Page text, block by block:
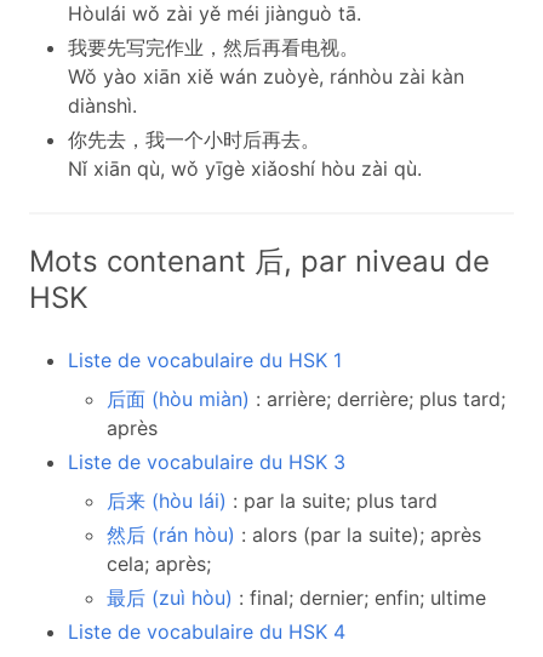
Hòulái wǒ zài yě méi jiànguò tā.
我要先写完作业，然后再看电视。
Wǒ yào xiān xiě wán zuòyè, ránhòu zài kàn
diànshì.
你先去，我一个小时后再去。
Nǐ xiān qù, wǒ yīgè xiǎoshí hòu zài qù.
Mots contenant 后, par niveau de
HSK
Liste de vocabulaire du HSK 1
后面 (hòu miàn) : arrière; derrière; plus tard;
après
Liste de vocabulaire du HSK 3
后来 (hòu lái) : par la suite; plus tard
然后 (rán hòu) : alors (par la suite); après
cela; après;
最后 (zuì hòu) : final; dernier; enfin; ultime
Liste de vocabulaire du HSK 4